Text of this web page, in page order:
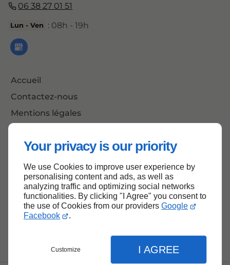
Your privacy is our priority
We use Cookies to improve user experience by
personalising content and ads, as well as
analyzing traffic and optimizing social networks
functionalities. By clicking "I Agree" you consent to
the use of Cookies from our providers Google
Facebook
.
Customize I AGREE
06 38 27 01 51
Lun - Ven : 08h - 19h
Accueil
Contactez-nous
Mentions légales
Haut de page